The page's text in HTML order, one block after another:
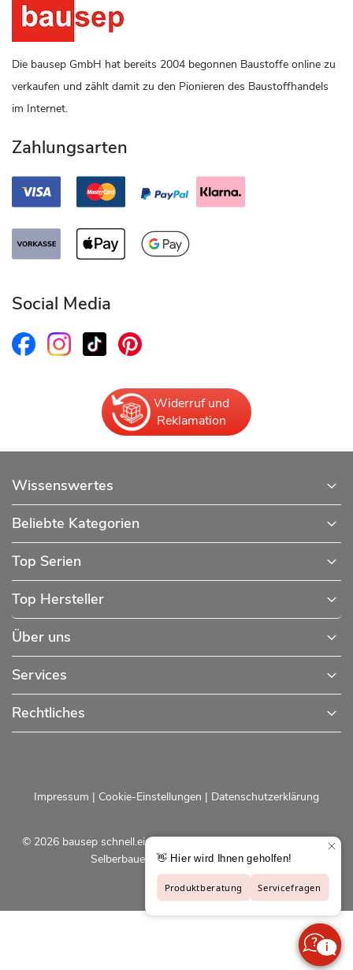
Die bausep GmbH hat bereits 2004 begonnen Baustoffe online zu
verkaufen und zählt damit zu den Pionieren des Baustoffhandels
im Internet.
Zahlungsarten
Social Media
Widerruf und
Reklamation
Wissenswertes
Beliebte Kategorien
Top Serien
Top Hersteller
Über uns
Services
Rechtliches
© 2026 bausep schnell.einfach.preiswert - Baustoffe online für
Selberbauer und Profis |bausep.de
Impressum | Cookie-Einstellungen | Datenschutzerklärung